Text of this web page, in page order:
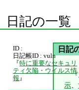
日記の一覧
日記
示、
ID :
日記帳ID : vuln
『特に重要なセキュリ
ティ欠陥・ウイルス情
報 』